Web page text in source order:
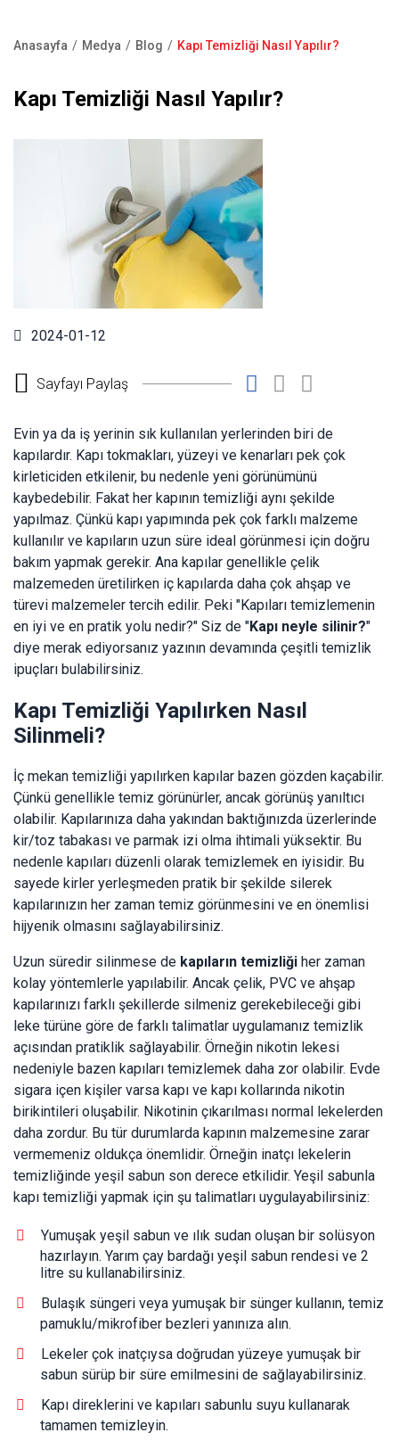
Kale Alarm
Satış Noktaları
yolu
Anasayfa Medya Blog Kapı Temizliği Nasıl Yapılır?
Kapı Temizliği Nasıl Yapılır?
2024-01-12
Sayfayı Paylaş
Evin ya da iş yerinin sık kullanılan yerlerinden biri de
kapılardır. Kapı tokmakları, yüzeyi ve kenarları pek çok
kirleticiden etkilenir, bu nedenle yeni görünümünü
kaybedebilir. Fakat her kapının temizliği aynı şekilde
yapılmaz. Çünkü kapı yapımında pek çok farklı malzeme
kullanılır ve kapıların uzun süre ideal görünmesi için doğru
bakım yapmak gerekir. Ana kapılar genellikle çelik
malzemeden üretilirken iç kapılarda daha çok ahşap ve
türevi malzemeler tercih edilir. Peki "Kapıları temizlemenin
en iyi ve en pratik yolu nedir?" Siz de "Kapı neyle silinir?"
diye merak ediyorsanız yazının devamında çeşitli temizlik
ipuçları bulabilirsiniz.
Kapı Temizliği Yapılırken Nasıl
Silinmeli?
İç mekan temizliği yapılırken kapılar bazen gözden kaçabilir.
Çünkü genellikle temiz görünürler, ancak görünüş yanıltıcı
olabilir. Kapılarınıza daha yakından baktığınızda üzerlerinde
kir/toz tabakası ve parmak izi olma ihtimali yüksektir. Bu
nedenle kapıları düzenli olarak temizlemek en iyisidir. Bu
sayede kirler yerleşmeden pratik bir şekilde silerek
kapılarınızın her zaman temiz görünmesini ve en önemlisi
hijyenik olmasını sağlayabilirsiniz.
Uzun süredir silinmese de kapıların temizliği her zaman
kolay yöntemlerle yapılabilir. Ancak çelik, PVC ve ahşap
kapılarınızı farklı şekillerde silmeniz gerekebileceği gibi
leke türüne göre de farklı talimatlar uygulamanız temizlik
açısından pratiklik sağlayabilir. Örneğin nikotin lekesi
nedeniyle bazen kapıları temizlemek daha zor olabilir. Evde
sigara içen kişiler varsa kapı ve kapı kollarında nikotin
birikintileri oluşabilir. Nikotinin çıkarılması normal lekelerden
daha zordur. Bu tür durumlarda kapının malzemesine zarar
vermemeniz oldukça önemlidir. Örneğin inatçı lekelerin
temizliğinde yeşil sabun son derece etkilidir. Yeşil sabunla
kapı temizliği yapmak için şu talimatları uygulayabilirsiniz:
Yumuşak yeşil sabun ve ılık sudan oluşan bir solüsyon
hazırlayın. Yarım çay bardağı yeşil sabun rendesi ve 2
litre su kullanabilirsiniz.
Bulaşık süngeri veya yumuşak bir sünger kullanın, temiz
pamuklu/mikrofiber bezleri yanınıza alın.
Lekeler çok inatçıysa doğrudan yüzeye yumuşak bir
sabun sürüp bir süre emilmesini de sağlayabilirsiniz.
Kapı direklerini ve kapıları sabunlu suyu kullanarak
tamamen temizleyin.